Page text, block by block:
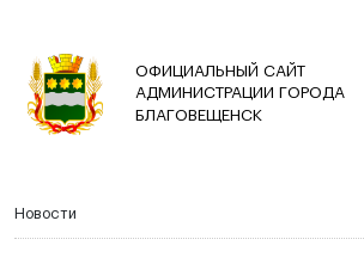
ОФИЦИАЛЬНЫЙ САЙТ
АДМИНИСТРАЦИИ ГОРОДА
БЛАГОВЕЩЕНСК
Новости